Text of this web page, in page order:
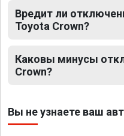
Вредит ли
Toyota Crown?
Каковы минусы
Crown?
Вы не узнаете ваш